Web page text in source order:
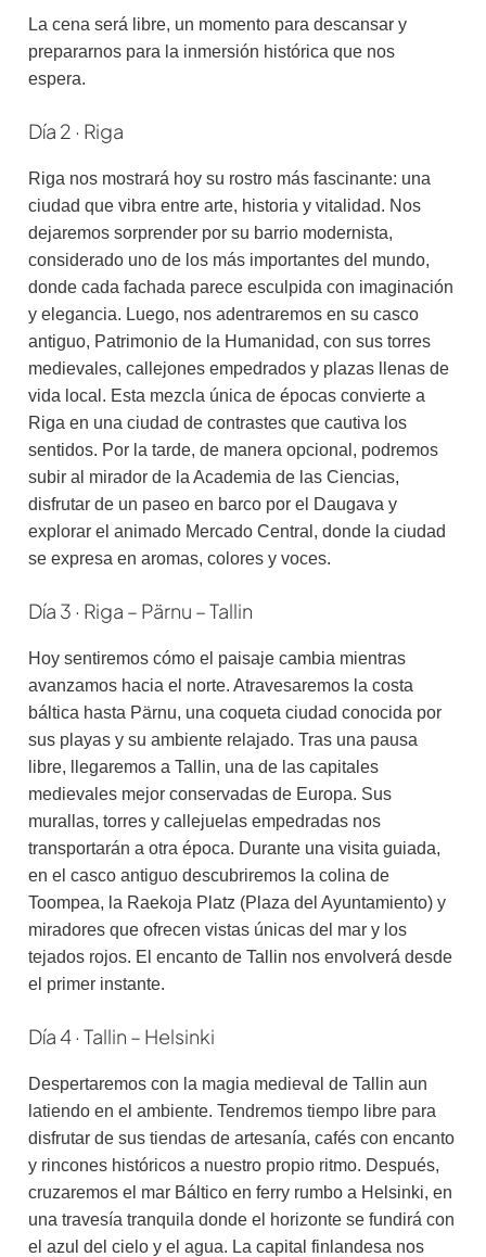
La cena será libre, un momento para descansar y
prepararnos para la inmersión histórica que nos
espera.
Día 2 · Riga
Riga nos mostrará hoy su rostro más fascinante: una
ciudad que vibra entre arte, historia y vitalidad. Nos
dejaremos sorprender por su barrio modernista,
considerado uno de los más importantes del mundo,
donde cada fachada parece esculpida con imaginación
y elegancia. Luego, nos adentraremos en su casco
antiguo, Patrimonio de la Humanidad, con sus torres
medievales, callejones empedrados y plazas llenas de
vida local. Esta mezcla única de épocas convierte a
Riga en una ciudad de contrastes que cautiva los
sentidos. Por la tarde, de manera opcional, podremos
subir al mirador de la Academia de las Ciencias,
disfrutar de un paseo en barco por el Daugava y
explorar el animado Mercado Central, donde la ciudad
se expresa en aromas, colores y voces.
Día 3 · Riga – Pärnu – Tallin
Hoy sentiremos cómo el paisaje cambia mientras
avanzamos hacia el norte. Atravesaremos la costa
báltica hasta Pärnu, una coqueta ciudad conocida por
sus playas y su ambiente relajado. Tras una pausa
libre, llegaremos a Tallin, una de las capitales
medievales mejor conservadas de Europa. Sus
murallas, torres y callejuelas empedradas nos
transportarán a otra época. Durante una visita guiada,
en el casco antiguo descubriremos la colina de
Toompea, la Raekoja Platz (Plaza del Ayuntamiento) y
miradores que ofrecen vistas únicas del mar y los
tejados rojos. El encanto de Tallin nos envolverá desde
el primer instante.
Día 4 · Tallin – Helsinki
Despertaremos con la magia medieval de Tallin aun
latiendo en el ambiente. Tendremos tiempo libre para
disfrutar de sus tiendas de artesanía, cafés con encanto
y rincones históricos a nuestro propio ritmo. Después,
cruzaremos el mar Báltico en ferry rumbo a Helsinki, en
una travesía tranquila donde el horizonte se fundirá con
el azul del cielo y el agua. La capital finlandesa nos